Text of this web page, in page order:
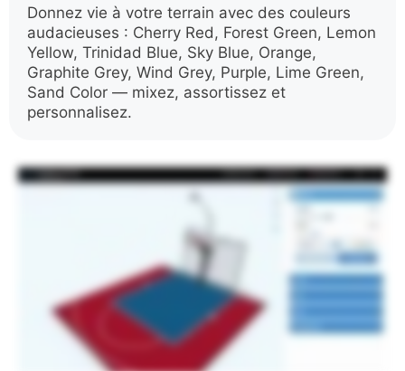
Donnez vie à votre terrain avec des couleurs
audacieuses : Cherry Red, Forest Green, Lemon
Yellow, Trinidad Blue, Sky Blue, Orange,
Graphite Grey, Wind Grey, Purple, Lime Green,
Sand Color — mixez, assortissez et
personnalisez.